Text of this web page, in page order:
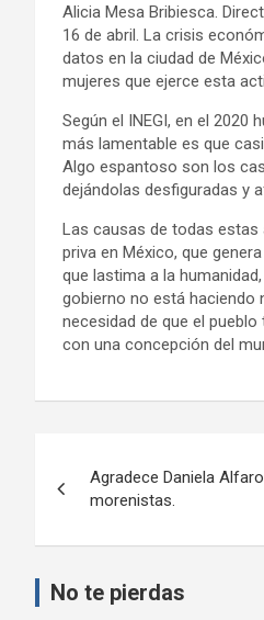
Alicia Mesa Bribiesca.
16 de abril. La crisis
datos en la ciudad de
mujeres que ejerce esta
Según el INEGI, en el 2020
más lamentable es que
Algo espantoso son los
dejándolas desfiguradas y
Las causas de todas
priva en México, que
que lastima a la
gobierno no está haciendo
necesidad de que el
con una concepción del
de
entradas
Agradece Daniela
morenistas.
No te pierdas